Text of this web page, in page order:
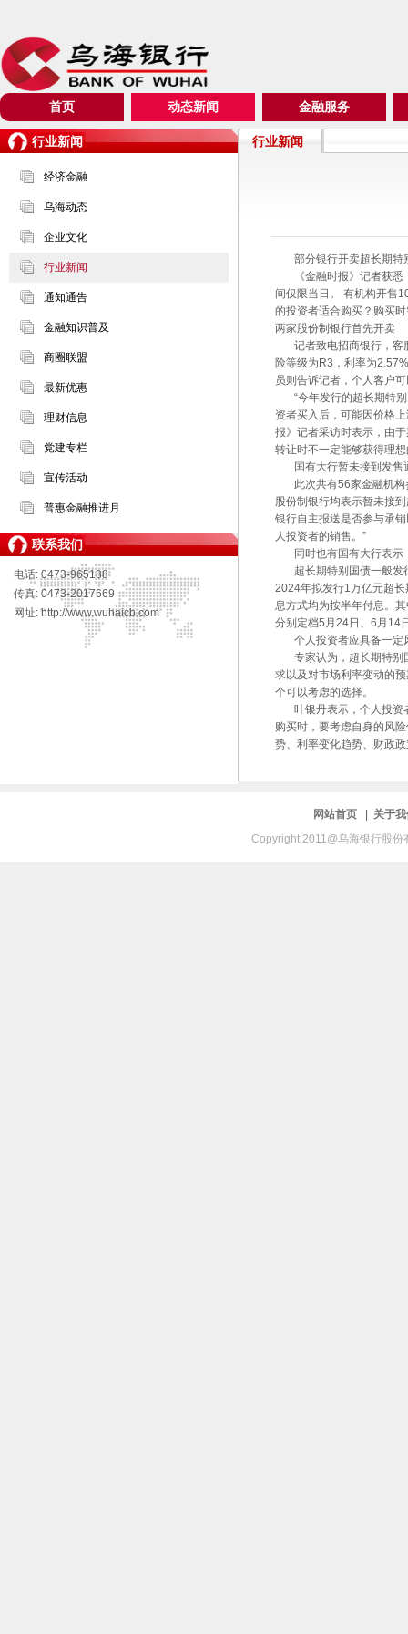
首页 动态新闻 金融服务
行业新闻
经济金融
乌海动态
企业文化
行业新闻
通知通告
金融知识普及
商圈联盟
最新优惠
理财信息
党建专栏
宣传活动
普惠金融推进月
联系我们
电话: 0473-965188
传真: 0473-2017669
网址: http://www.wuhaicb.com
行业新闻
部分银行开卖超长期特
《金融时报》记者获悉
间仅限当日。 有机构开售
的投资者适合购买？购买
两家股份制银行首先开卖
记者致电招商银行，客
险等级为R3，利率为
员则告诉记者，个人客户
“今年发行的超长期特别
资者买入后，可能因价格
报》记者采访时表示，由
转让时不一定能够获得理
国有大行暂未接到发售
此次共有56家金融机构
股份制银行均表示暂未接
银行自主报送是否参与承
人投资者的销售。”
同时也有国有大行表示
超长期特别国债一般发
2024年拟发行1万亿元超
息方式均为按半年付息。
分别定档5月24日、6月14
个人投资者应具备一定
专家认为，超长期特别
求以及对市场利率变动的
个可以考虑的选择。
叶银丹表示，个人投资
购买时，要考虑自身的风
势、利率变化趋势、财政
网站首页
关于
Copyright 2011@乌海银行股